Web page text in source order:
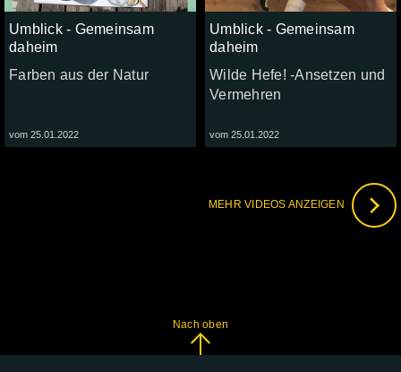
Umblick - Gemeinsam
daheim
Farben aus der Natur
vom 25.01.2022
Umblick - Gemeinsam
daheim
Wilde Hefe! -Ansetzen und
Vermehren
vom 25.01.2022
MEHR VIDEOS ANZEIGEN
Nach oben